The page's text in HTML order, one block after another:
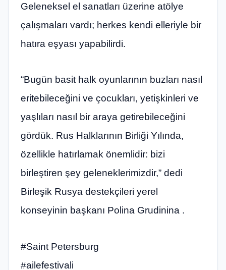
Geleneksel el sanatları üzerine atölye
çalışmaları vardı; herkes kendi elleriyle bir
hatıra eşyası yapabilirdi.
“Bugün basit halk oyunlarının buzları nasıl
eritebileceğini ve çocukları, yetişkinleri ve
yaşlıları nasıl bir araya getirebileceğini
gördük. Rus Halklarının Birliği Yılında,
özellikle hatırlamak önemlidir: bizi
birleştiren şey geleneklerimizdir,” dedi
Birleşik Rusya destekçileri yerel
konseyinin başkanı Polina Grudinina .
#Saint Petersburg
#ailefestivali